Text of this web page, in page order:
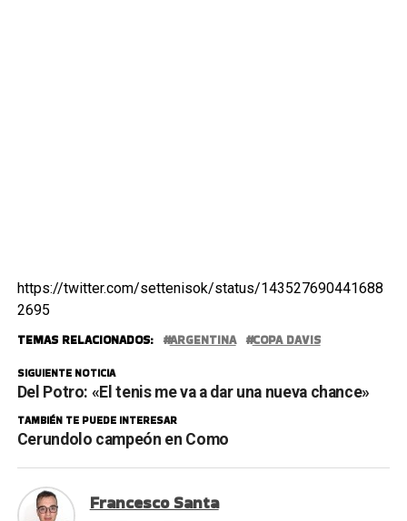
https://twitter.com/settenisok/status/143527690441688
2695
TEMAS RELACIONADOS: ARGENTINA COPA DAVIS
SIGUIENTE NOTICIA
Del Potro: «El tenis me va a dar una nueva chance»
TAMBIÉN TE PUEDE INTERESAR
Cerundolo campeón en Como
Francesco Santa